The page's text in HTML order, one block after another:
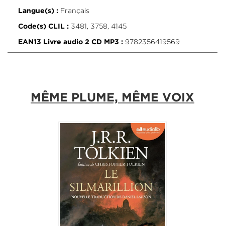
Langue(s) :Français
Code(s) CLIL :3481, 3758, 4145
EAN13 Livre audio 2 CD MP3 :9782356419569
MÊME PLUME, MÊME VOIX